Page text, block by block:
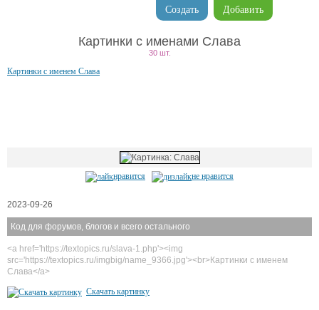
Добавить
Создать
Картинки с именами Слава
30 шт.
Картинки с именем Слава
нравится не нравится
2023-09-26
Код для форумов, блогов и всего остального
<a href='https://textopics.ru/slava-1.php'><img
src='https://textopics.ru/imgbig/name_9366.jpg'><br>Картинки с именем
Слава</a>
Скачать картинку